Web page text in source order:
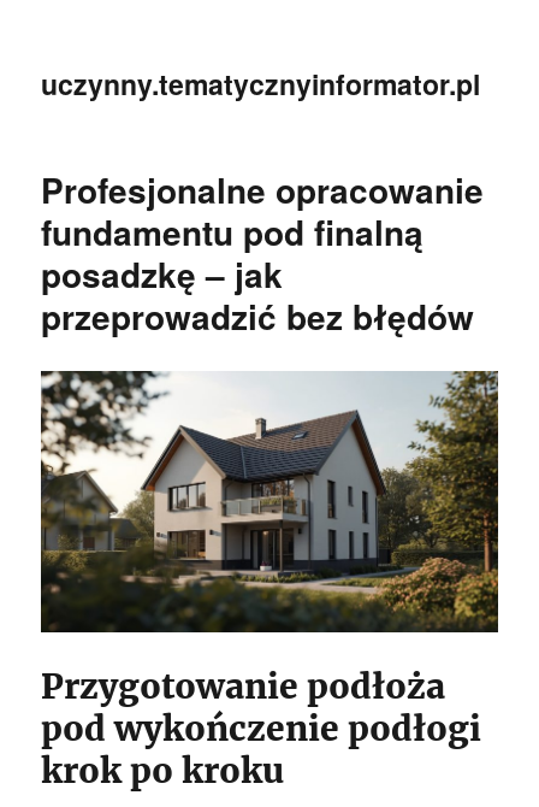
uczynny.tematycznyinformator.pl
Profesjonalne opracowanie
fundamentu pod finalną
posadzkę – jak
przeprowadzić bez błędów
Przygotowanie podłoża
pod wykończenie podłogi
krok po kroku